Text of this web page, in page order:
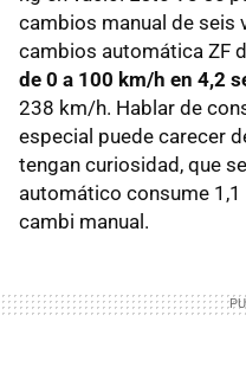
cambios manual de seis
cambios automática ZF
de 0 a 100 km/h en 4,2
238 km/h. Hablar de
especial puede carecer
tengan curiosidad, que
automático consume
cambi manual.